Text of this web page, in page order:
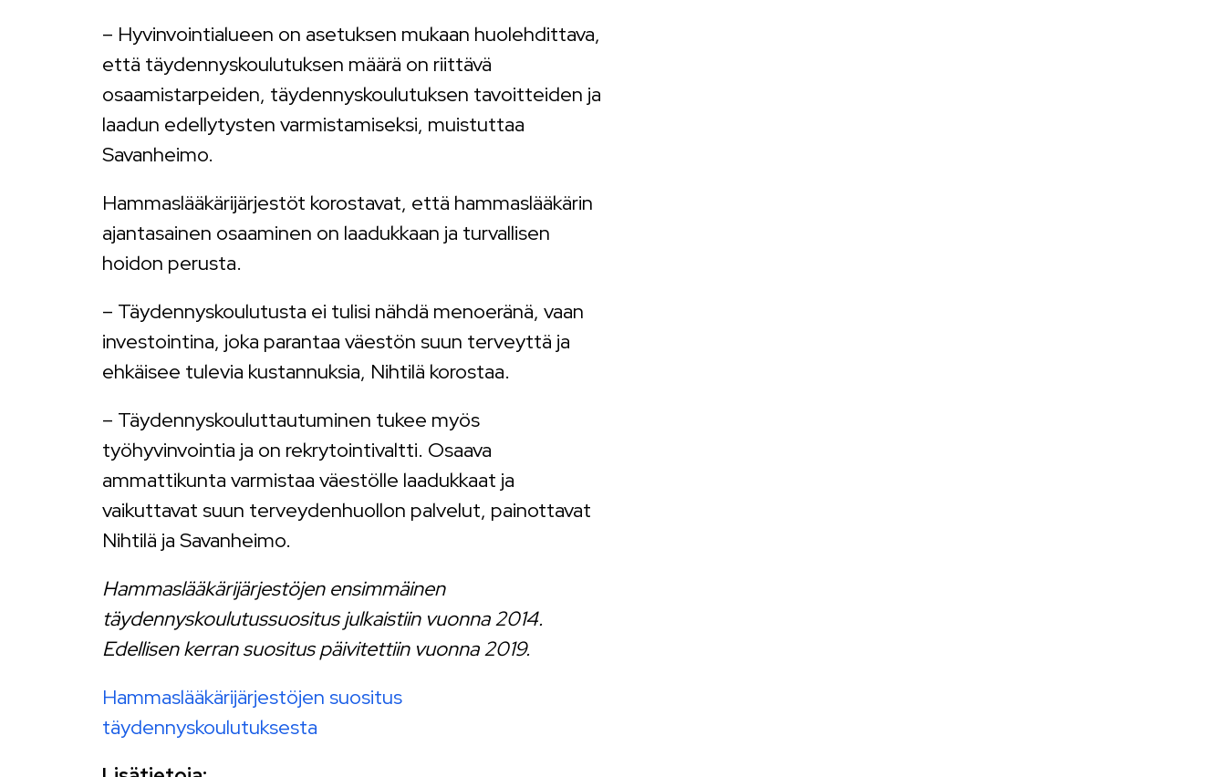
– Hyvinvointialueen on asetuksen mukaan huolehdittava,
että täydennyskoulutuksen määrä on riittävä
osaamistarpeiden, täydennyskoulutuksen tavoitteiden ja
laadun edellytysten varmistamiseksi, muistuttaa
Savanheimo.
Hammaslääkärijärjestöt korostavat, että hammaslääkärin
ajantasainen osaaminen on laadukkaan ja turvallisen
hoidon perusta.
– Täydennyskoulutusta ei tulisi nähdä menoeränä, vaan
investointina, joka parantaa väestön suun terveyttä ja
ehkäisee tulevia kustannuksia, Nihtilä korostaa.
– Täydennyskouluttautuminen tukee myös
työhyvinvointia ja on rekrytointivaltti. Osaava
ammattikunta varmistaa väestölle laadukkaat ja
vaikuttavat suun terveydenhuollon palvelut, painottavat
Nihtilä ja Savanheimo.
Hammaslääkärijärjestöjen ensimmäinen
täydennyskoulutussuositus julkaistiin vuonna 2014.
Edellisen kerran suositus päivitettiin vuonna 2019.
Hammaslääkärijärjestöjen suositus
täydennyskoulutuksesta